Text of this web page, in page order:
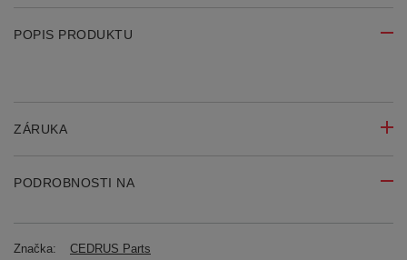
POPIS PRODUKTU
ZÁRUKA
PODROBNOSTI NA
Značka:
CEDRUS Parts